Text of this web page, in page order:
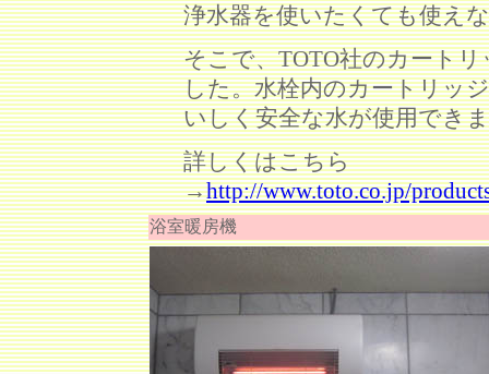
浄水器を使いたくても使え
そこで、TOTO社のカート
した。水栓内のカートリッ
いしく安全な水が使用でき
詳しくはこちら
→http://www.toto.co.jp/
浴室暖房機